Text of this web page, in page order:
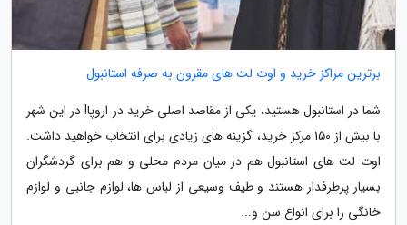
برترین مراکز خرید و اوت لت های مقرون به صرفه استانبول
شما در استانبول هستید، یکی از مقاصد اصلی خرید در اروپا! در این شهر
با بیش از 150 مرکز خرید، گزینه های زیادی برای انتخاب خواهید داشت.
اوت لت های استانبول هم در میان مردم محلی و هم برای گردشگران
بسیار پرطرفدار هستند و طیف وسیعی از لباس ها، لوازم جانبی و لوازم
خانگی را برای انواع سن و...